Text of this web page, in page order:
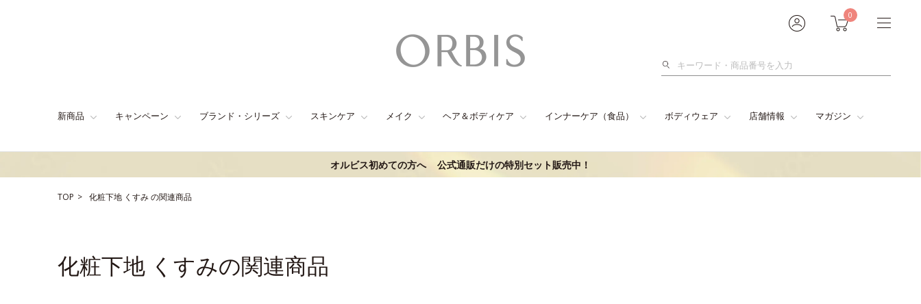
0
検
新商品 キャンペーン ブランド・シリーズ スキンケア メイク ヘア＆ボディケア インナーケア（食品） ボディウェア 店舗情報 マガジン
オルビス初めての方へ 公式通販だけの特別セット販売中！
TOP 化粧下地 くすみの関連商品
化粧下地 くすみの関連商品